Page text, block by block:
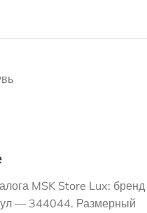
MSK Store Lux: бренд
— 344044. Размерный